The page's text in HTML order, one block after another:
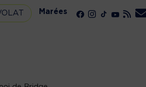
Marées